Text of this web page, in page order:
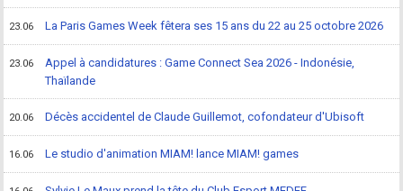
23.06 La Paris Games Week fêtera ses 15 ans du 22 au 25 octobre 2026
23.06
Appel à candidatures : Game Connect Sea 2026 - Indonésie,
Thaïlande
20.06 Décès accidentel de Claude Guillemot, cofondateur d'Ubisoft
16.06 Le studio d'animation MIAM! lance MIAM! games